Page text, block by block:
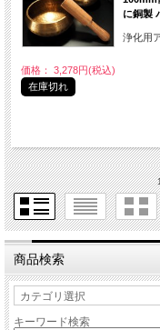
に銅製
浄化用
価格： 3,278円(税込)
在庫切れ
商品検索
キーワード検索